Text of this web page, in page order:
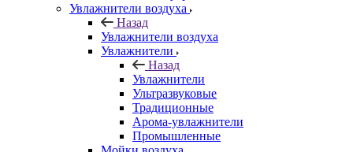
Увлажнители воздуха
Назад
Увлажнители воздуха
Увлажнители
Назад
Увлажнители
Ультразвуковые
Традиционные
Арома-увлажнители
Промышленные